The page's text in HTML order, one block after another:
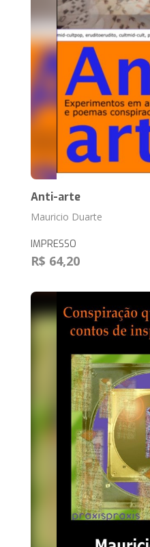
Anti-arte
Mauricio Duarte
IMPRESSO
R$ 64,20